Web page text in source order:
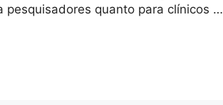
quanto para clínicos …